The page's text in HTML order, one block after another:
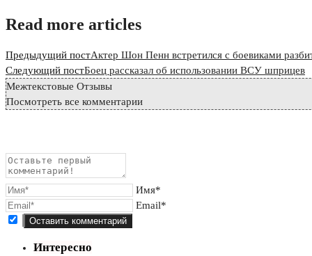
Read more articles
Предыдущий постАктер Шон Пенн встретился с боевиками
Следующий постБоец рассказал об использовании ВСУ шприцев
Межтекстовые Отзывы
Посмотреть все комментарии
Имя*
Email*
Интересно